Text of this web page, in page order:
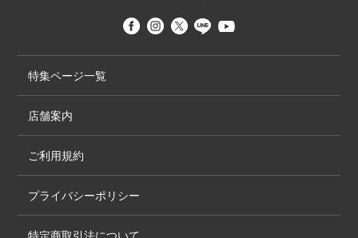
特集ページ一覧
店舗案内
ご利用規約
プライバシーポリシー